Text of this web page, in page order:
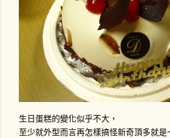
生日蛋糕的變化似乎不大，
至少就外型而言再怎樣搞怪新奇頂多就